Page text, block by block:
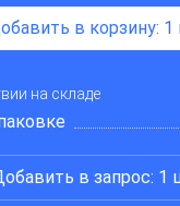
в корзину: 1
на складе
в запрос: 1